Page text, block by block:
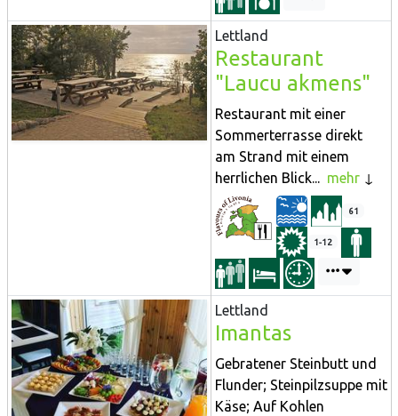
Lettland
Restaurant
"Laucu akmens"
Restaurant mit einer
Sommerterrasse direkt
am Strand mit einem
herrlichen Blick... mehr
61
1-12
Lettland
Imantas
Gebratener Steinbutt und
Flunder; Steinpilzsuppe mit
Käse; Auf Kohlen